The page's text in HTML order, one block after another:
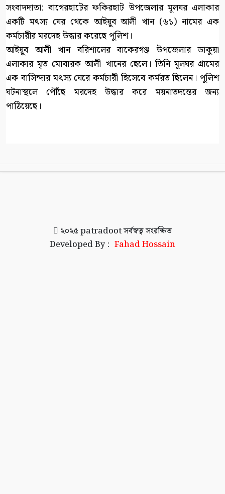
সংবাদদাতা: বাগেরহাটের ফকিরহাট উপজেলার মূলঘর এলাকার
একটি মৎস্য ঘের থেকে আইয়ুব আলী খান (৬১) নামের এক
কর্মচারীর মরদেহ উদ্ধার করেছে পুলিশ।
আইয়ুব আলী খান বরিশালের বাকেরগঞ্জ উপজেলার ডাকুয়া
এলাকার মৃত মোবারক আলী খানের ছেলে। তিনি মূলঘর গ্রামের
এক বাসিন্দার মৎস্য ঘেরে কর্মচারী হিসেবে কর্মরত ছিলেন। পুলিশ
ঘটনাস্থলে পৌঁছে মরদেহ উদ্ধার করে ময়নাতদন্তের জন্য
পাঠিয়েছে।
২০২৫ patradootসর্বস্বত্ব সংরক্ষিত
Developed By : Fahad Hossain